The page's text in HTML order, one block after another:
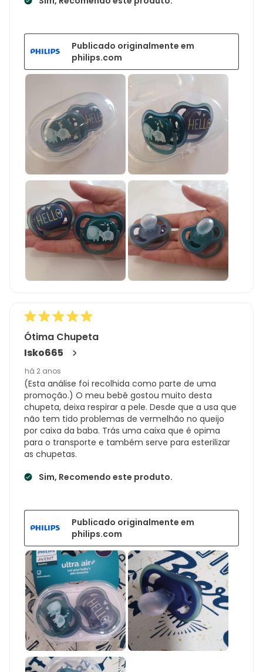
Publicado originalmente em
philips.com
Ótima Chupeta
Isko665
há 2 anos
(Esta análise foi recolhida como parte de uma
promoção.) O meu bebê gostou muito desta
chupeta, deixa respirar a pele. Desde que a usa que
não tem tido problemas de vermelhão no queijo
por caixa da baba. Trás uma caixa que é opima
para o transporte e também serve para esterilizar
as chupetas.
Sim, Recomendo este produto.
Publicado originalmente em
philips.com